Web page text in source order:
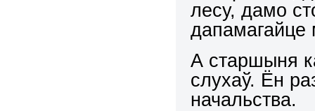
лесу, дамо
дапамагайце
А старшыня
слухаў. Ён
начальства.